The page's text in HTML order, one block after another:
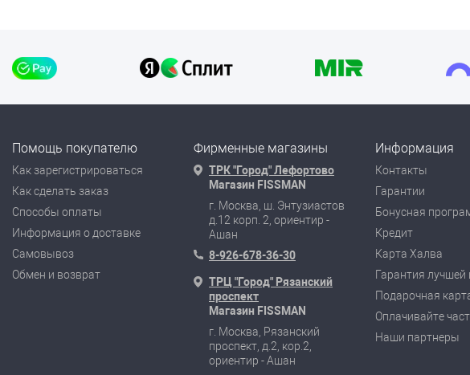
Помощь покупателю
Как зарегистрироваться
Как сделать заказ
Способы оплаты
Информация о доставке
Самовывоз
Обмен и возврат
Фирменные магазины
ТРК "Город" Лефортово
Магазин FISSMAN
г. Москва, ш. Энтузиастов
д.12 корп. 2, ориентир -
Ашан
8-926-678-36-30
ТРЦ "Город" Рязанский
проспект
Магазин FISSMAN
г. Москва, Рязанский
проспект, д.2, кор.2,
ориентир - Ашан
Информация
Контакты
Гарантии
Бонусная
Кредит
Карта Халва
Гарантия лучшей
Подарочная
Оплачивайте
Наши партнеры